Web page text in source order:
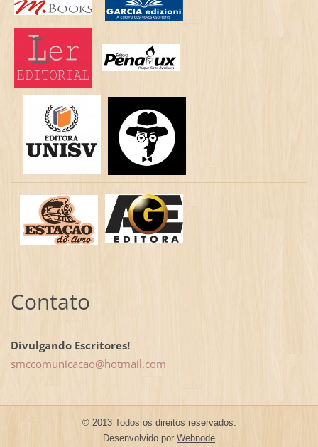
Contato
Divulgando Escritores!
smccomunicacao@hotmail.com
© 2013 Todos os direitos reservados.
Desenvolvido por Webnode